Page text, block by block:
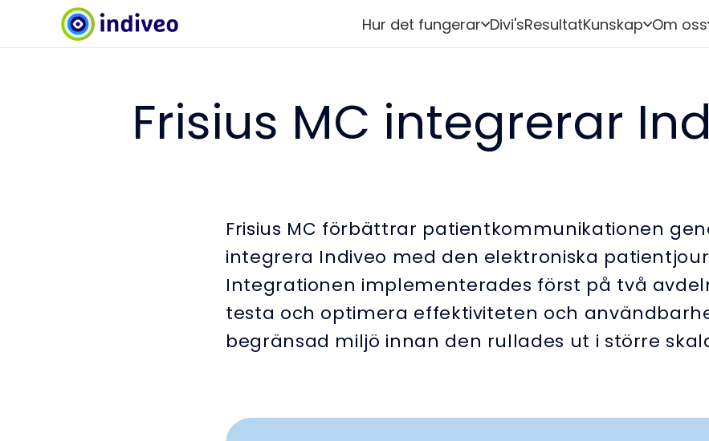
Hur det fungerar Divi'sResultatKunskap Om oss
Frisius MC integrerar
Frisius MC förbättrar patientkommunikationen
integrera Indiveo med den elektroniska
Integrationen implementerades först på två
testa och optimera effektiviteten och
begränsad miljö innan den rullades ut i större